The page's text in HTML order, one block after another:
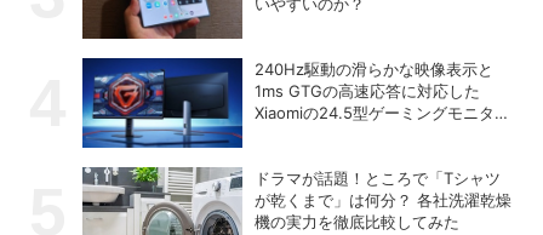
240Hz駆動の滑らかな映像表示と
1ms GTGの高速応答に対応した
Xiaomiの24.5型ゲーミングモニター
ドラマが話題！ところで「Tシャツ
が乾くまで」は何分？ 各社洗濯乾燥
機の実力を徹底比較してみた